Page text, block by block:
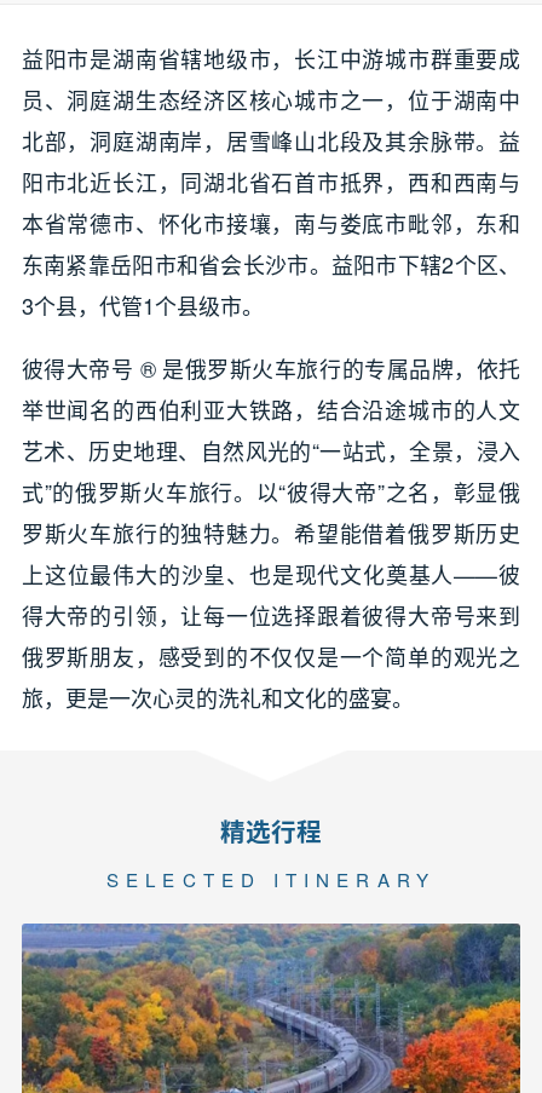
益阳市是湖南省辖地级市，长江中游城市群重要成
员、洞庭湖生态经济区核心城市之一，位于湖南中
北部，洞庭湖南岸，居雪峰山北段及其余脉带。益
阳市北近长江，同湖北省石首市抵界，西和西南与
本省常德市、怀化市接壤，南与娄底市毗邻，东和
东南紧靠岳阳市和省会长沙市。益阳市下辖2个区、
3个县，代管1个县级市。
彼得大帝号 ® 是俄罗斯火车旅行的专属品牌，依托
举世闻名的西伯利亚大铁路，结合沿途城市的人文
艺术、历史地理、自然风光的“一站式，全景，浸入
式”的俄罗斯火车旅行。以“彼得大帝”之名，彰显俄
罗斯火车旅行的独特魅力。希望能借着俄罗斯历史
上这位最伟大的沙皇、也是现代文化奠基人——彼
得大帝的引领，让每一位选择跟着彼得大帝号来到
俄罗斯朋友，感受到的不仅仅是一个简单的观光之
旅，更是一次心灵的洗礼和文化的盛宴。
精选行程
SELECTED ITINERARY